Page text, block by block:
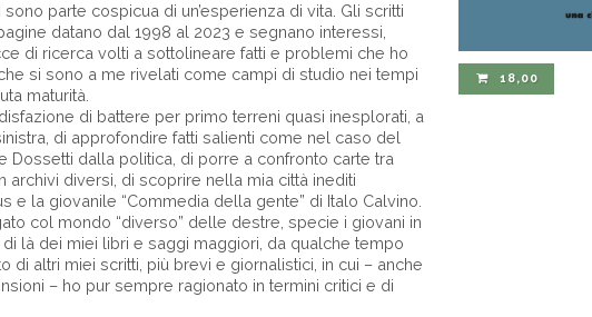
sono parte cospicua di un’esperienza di vita. Gli scritti
datano dal 1998 al 2023 e segnano interessi,
di ricerca volti a sottolineare fatti e problemi che ho
si sono a me rivelati come campi di studio nei tempi
maturità.
di battere per primo terreni quasi inesplorati, a
di approfondire fatti salienti come nel caso del
Dossetti dalla politica, di porre a confronto carte tra
archivi diversi, di scoprire nella mia città inediti
e la giovanile “Commedia della gente” di Italo Calvino.
col mondo “diverso” delle destre, specie i giovani in
là dei miei libri e saggi maggiori, da qualche tempo
di altri miei scritti, più brevi e giornalistici, in cui – anche
– ho pur sempre ragionato in termini critici e di
18,00